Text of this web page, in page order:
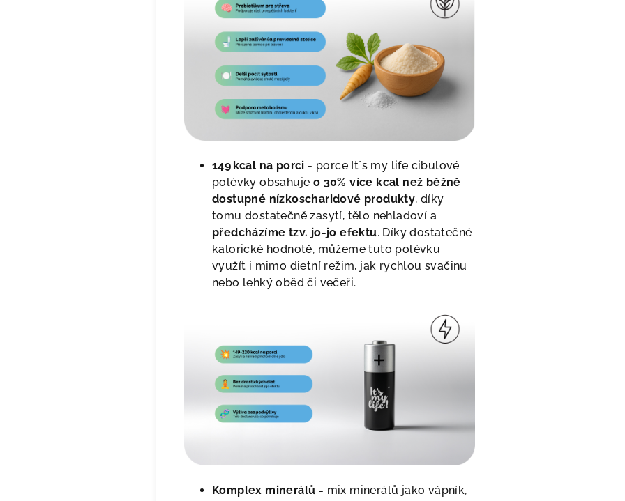
149 kcal na porci - porce It´s my life cibulové
polévky obsahuje o 30% více kcal než běžně
dostupné nízkoscharidové produkty, díky
tomu dostatečně zasytí, tělo nehladoví a
předcházíme tzv. jo-jo efektu. Díky dostatečné
kalorické hodnotě, můžeme tuto polévku
využít i mimo dietní režim, jak rychlou svačinu
nebo lehký oběd či večeři.
Komplex minerálů - mix minerálů jako vápník,